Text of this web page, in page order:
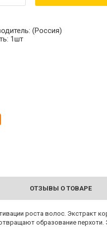
(Россия)
1шт
ОТЗЫВЫ О ТОВАРЕ
роста волос. Экстракт
образование перхоти.